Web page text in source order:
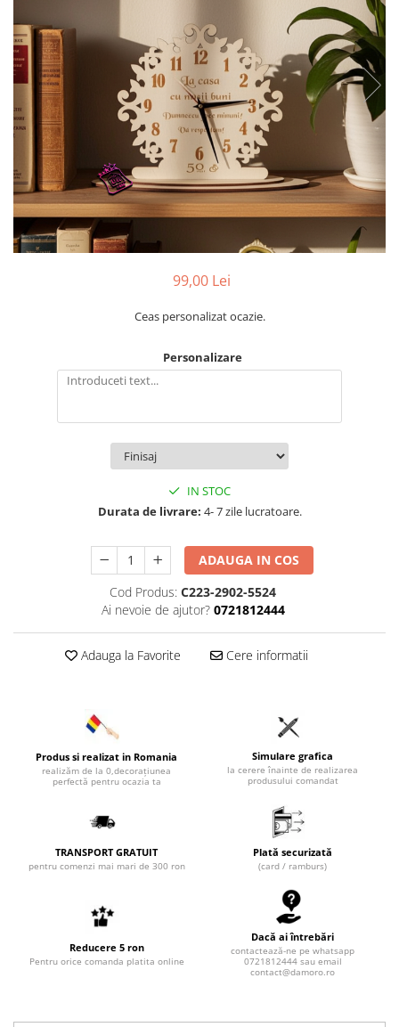
Ceasuri cu rama foto
Ceasuri meserii
Ceasuri logo
Ceasuri de perete animalute
Ceasuri decorative
Ceasuri evenimente
Ceasuri gravate
Ceasuri hobby
Ceasuri mașini
Ceasuri moto
99,00 Lei
Ceas personalizat ocazie.
Personalizare
IN STOC
Durata de livrare: 4- 7 zile lucratoare.
ADAUGA IN COS
Cod Produs: C223-2902-5524
Ai nevoie de ajutor? 0721812444
Adauga la Favorite Cere informatii
Produs si realizat in Romania
realizăm de la 0,decorațiunea
perfectă pentru ocazia ta
Simulare grafica
la cerere înainte de realizarea
produsului comandat
TRANSPORT GRATUIT
pentru comenzi mai mari de 300 ron
Plată securizată
(card / ramburs)
Reducere 5 ron
Pentru orice comanda platita online
Dacă ai întrebări
contactează-ne pe whatsapp
0721812444 sau email
contact@damoro.ro